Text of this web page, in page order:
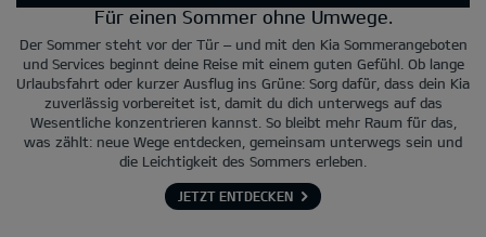
Für einen Sommer ohne Umwege.
Der Sommer steht vor der Tür – und mit den Kia Sommerangeboten
und Services beginnt deine Reise mit einem guten Gefühl. Ob lange
Urlaubsfahrt oder kurzer Ausflug ins Grüne: Sorg dafür, dass dein Kia
zuverlässig vorbereitet ist, damit du dich unterwegs auf das
Wesentliche konzentrieren kannst. So bleibt mehr Raum für das,
was zählt: neue Wege entdecken, gemeinsam unterwegs sein und
die Leichtigkeit des Sommers erleben.
JETZT ENTDECKEN